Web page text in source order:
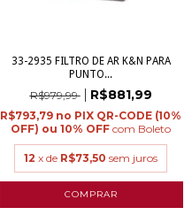
33-2935 FILTRO DE AR K&N PARA
PUNTO...
R$979,99 R$881,99
R$793,79
com Boleto
12 x de R$73,50 sem juros